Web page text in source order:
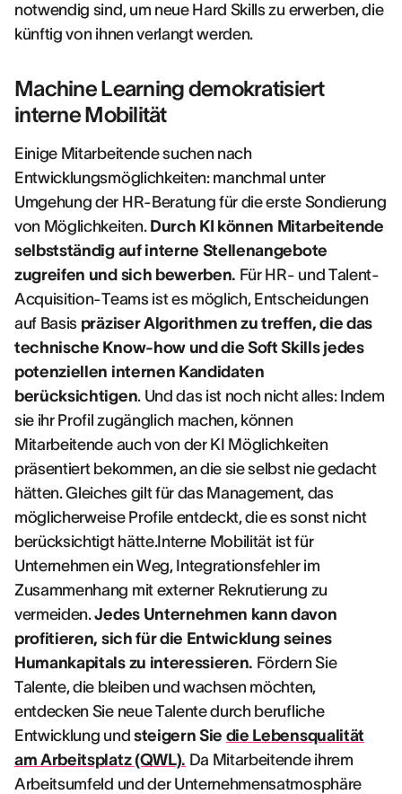
notwendig sind, um neue Hard Skills zu erwerben, die
künftig von ihnen verlangt werden.
Machine Learning demokratisiert
interne Mobilität
Einige Mitarbeitende suchen nach
Entwicklungsmöglichkeiten: manchmal unter
Umgehung der HR-Beratung für die erste Sondierung
von Möglichkeiten. Durch KI können Mitarbeitende
selbstständig auf interne Stellenangebote
zugreifen und sich bewerben. Für HR- und Talent-
Acquisition-Teams ist es möglich, Entscheidungen
auf Basis präziser Algorithmen zu treffen, die das
technische Know-how und die Soft Skills jedes
potenziellen internen Kandidaten
berücksichtigen. Und das ist noch nicht alles: Indem
sie ihr Profil zugänglich machen, können
Mitarbeitende auch von der KI Möglichkeiten
präsentiert bekommen, an die sie selbst nie gedacht
hätten. Gleiches gilt für das Management, das
möglicherweise Profile entdeckt, die es sonst nicht
berücksichtigt hätte.Interne Mobilität ist für
Unternehmen ein Weg, Integrationsfehler im
Zusammenhang mit externer Rekrutierung zu
vermeiden.Jedes Unternehmen kann davon
profitieren, sich für die Entwicklung seines
Humankapitals zu interessieren. Fördern Sie
Talente, die bleiben und wachsen möchten,
entdecken Sie neue Talente durch berufliche
Entwicklung und steigern Sie die Lebensqualität
am Arbeitsplatz (QWL). Da Mitarbeitende ihrem
Arbeitsumfeld und der Unternehmensatmosphäre